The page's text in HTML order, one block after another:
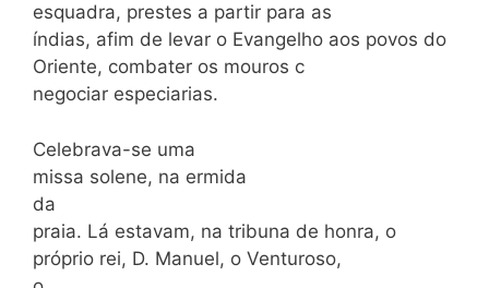
esquadra, prestes a partir para as
índias, afim de levar o Evangelho aos povos do
Oriente, combater os mouros c
negociar especiarias.
Celebrava-se uma
missa solene, na ermida
da
praia. Lá estavam, na tribuna de honra, o
próprio rei, D. Manuel, o Venturoso,